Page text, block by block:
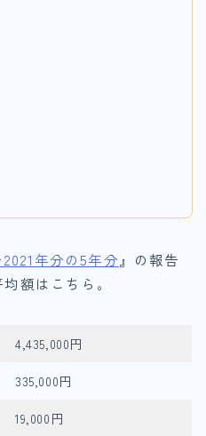
年分の5年分 』の報告
額はこちら。
4,435,000円
335,000円
19,000円